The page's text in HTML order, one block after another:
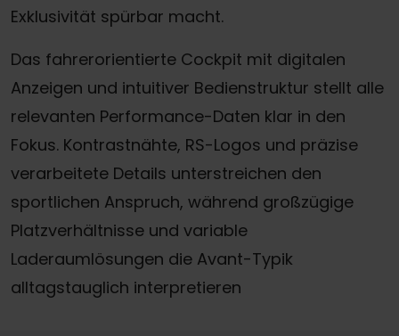
Exklusivität spürbar macht.
Das fahrerorientierte Cockpit mit digitalen
Anzeigen und intuitiver Bedienstruktur stellt alle
relevanten Performance-Daten klar in den
Fokus. Kontrastnähte, RS-Logos und präzise
verarbeitete Details unterstreichen den
sportlichen Anspruch, während großzügige
Platzverhältnisse und variable
Laderaumlösungen die Avant-Typik
alltagstauglich interpretieren